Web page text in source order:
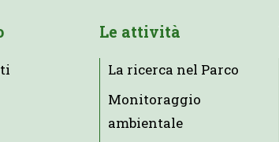
Le attività
La ricerca nel Parco
Monitoraggio
ambientale